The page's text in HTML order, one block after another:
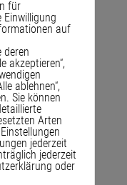
für
Einwilligung
auf
deren
akzeptieren“,
ablehnen“,
Sie können
Arten
jederzeit
jederzeit
oder